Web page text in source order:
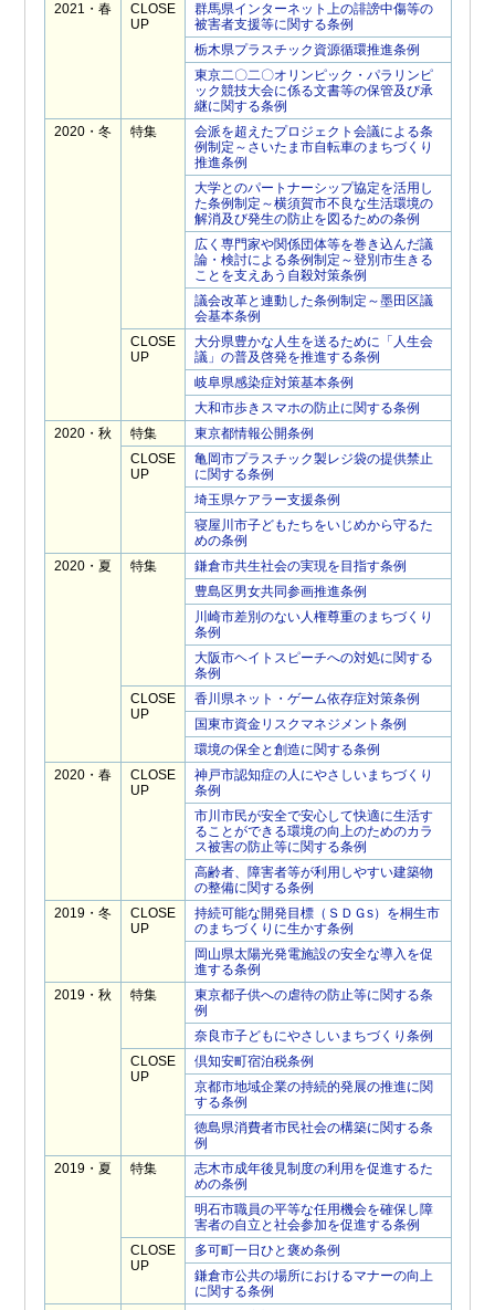
2021・春
CLOSE
UP
群馬県インターネット上の誹謗中傷等の
被害者支援等に関する条例
栃木県プラスチック資源循環推進条例
東京二〇二〇オリンピック・パラリンピ
ック競技大会に係る文書等の保管及び承
継に関する条例
2020・冬
特集
会派を超えたプロジェクト会議による条
例制定～さいたま市自転車のまちづくり
推進条例
大学とのパートナーシップ協定を活用し
た条例制定～横須賀市不良な生活環境の
解消及び発生の防止を図るための条例
広く専門家や関係団体等を巻き込んだ議
論・検討による条例制定～登別市生きる
ことを支えあう自殺対策条例
議会改革と連動した条例制定～墨田区議
会基本条例
CLOSE
UP
大分県豊かな人生を送るために「人生会
議」の普及啓発を推進する条例
岐阜県感染症対策基本条例
大和市歩きスマホの防止に関する条例
2020・秋
特集
東京都情報公開条例
CLOSE
UP
亀岡市プラスチック製レジ袋の提供禁止
に関する条例
埼玉県ケアラー支援条例
寝屋川市子どもたちをいじめから守るた
めの条例
2020・夏
特集
鎌倉市共生社会の実現を目指す条例
豊島区男女共同参画推進条例
川崎市差別のない人権尊重のまちづくり
条例
大阪市ヘイトスピーチへの対処に関する
条例
CLOSE
UP
香川県ネット・ゲーム依存症対策条例
国東市資金リスクマネジメント条例
環境の保全と創造に関する条例
2020・春
CLOSE
UP
神戸市認知症の人にやさしいまちづくり
条例
市川市民が安全で安心して快適に生活す
ることができる環境の向上のためのカラ
ス被害の防止等に関する条例
高齢者、障害者等が利用しやすい建築物
の整備に関する条例
2019・冬
CLOSE
UP
持続可能な開発目標（ＳＤＧs）を桐生市
のまちづくりに生かす条例
岡山県太陽光発電施設の安全な導入を促
進する条例
2019・秋
特集
東京都子供への虐待の防止等に関する条
例
奈良市子どもにやさしいまちづくり条例
CLOSE
UP
倶知安町宿泊税条例
京都市地域企業の持続的発展の推進に関
する条例
徳島県消費者市民社会の構築に関する条
例
2019・夏
特集
志木市成年後見制度の利用を促進するた
めの条例
明石市職員の平等な任用機会を確保し障
害者の自立と社会参加を促進する条例
CLOSE
UP
多可町一日ひと褒め条例
鎌倉市公共の場所におけるマナーの向上
に関する条例